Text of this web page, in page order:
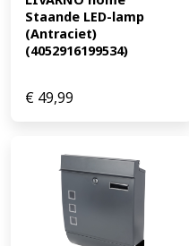
(EAN: 4052916124772)
Staande LED-lamp
(Antraciet)
(4052916199534)
€ 49,99